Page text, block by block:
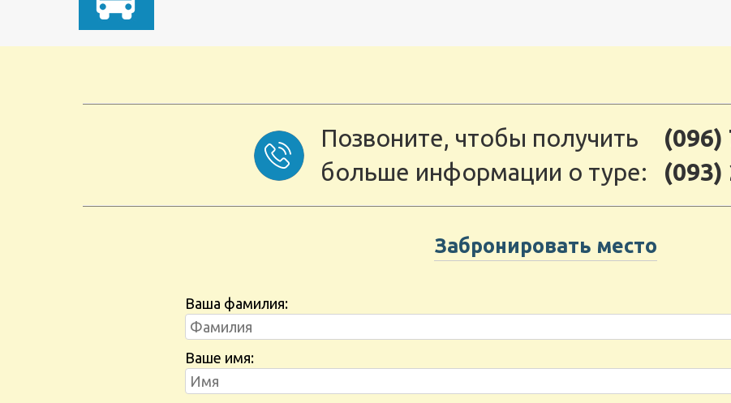
Позвоните, чтобы получить
больше информации о туре:
(096)
(093)
Забронировать место
Ваша фамилия:
Ваше имя: